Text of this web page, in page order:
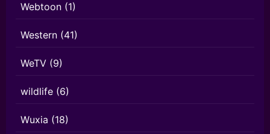
Webtoon (1)
Western (41)
WeTV (9)
wildlife (6)
Wuxia (18)